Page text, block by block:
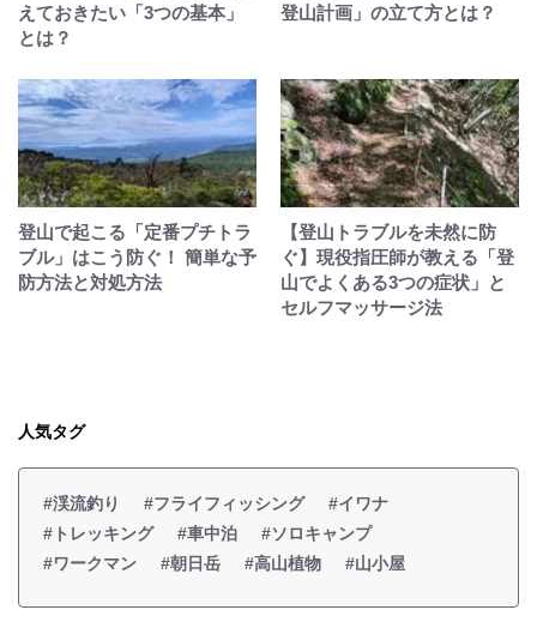
えておきたい「3つの基本」
とは？
登山計画」の立て方とは？
登山で起こる「定番プチトラ
ブル」はこう防ぐ！ 簡単な予
防方法と対処方法
【登山トラブルを未然に防
ぐ】現役指圧師が教える「登
山でよくある3つの症状」と
セルフマッサージ法
人気タグ
#渓流釣り #フライフィッシング
#イワナ
#トレッキング
#車中泊
#ソロキャンプ
#ワークマン
#朝日岳 #高山植物 #山小屋